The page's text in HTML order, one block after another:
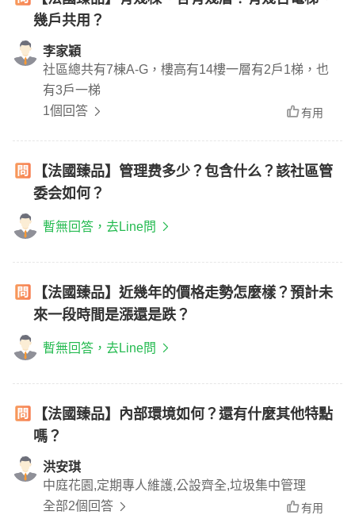
幾戶共用？
李家穎
社區總共有7棟A-G，樓高有14樓一層有2戶1梯，也
有3戶一梯
1個回答
有用
【法國臻品】管理费多少？包含什么？該社區管
委会如何？
暫無回答，去Line問
【法國臻品】近幾年的價格走勢怎麼樣？預計未
來一段時間是漲還是跌？
暫無回答，去Line問
【法國臻品】內部環境如何？還有什麼其他特點
嗎？
洪安琪
中庭花園,定期專人維護,公設齊全,垃圾集中管理
全部2個回答
有用